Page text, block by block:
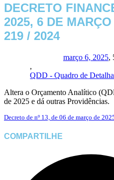
DECRETO
2025, 6 DE
219 / 2024
março 6, 2025,
,
QDD - Quadro de
Altera o Orçamento Analítico
de 2025 e dá outras Providências.
Decreto de nº 13, de 06 de março de
COMPARTILHE